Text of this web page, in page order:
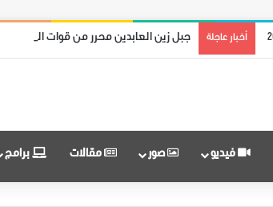
أخبار عاجلة ريف حماة الشمالي بالكامل محرر من قوات
فيديو صور مقالات برامج